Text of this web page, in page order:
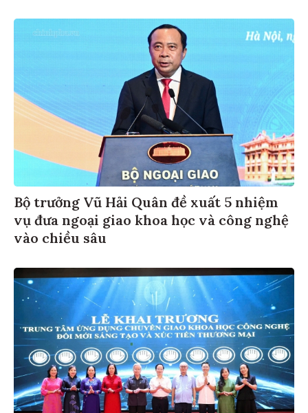
Bộ trưởng Vũ Hải Quân đề xuất 5 nhiệm
vụ đưa ngoại giao khoa học và công nghệ
vào chiều sâu